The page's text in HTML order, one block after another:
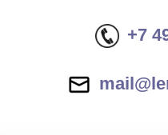
+7